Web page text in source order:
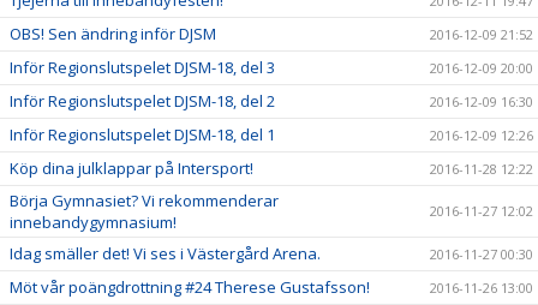
OBS! Sen ändring inför DJSM 2016-12-09 21:52
Inför Regionslutspelet DJSM-18, del 3 2016-12-09 20:00
Inför Regionslutspelet DJSM-18, del 2 2016-12-09 16:30
Inför Regionslutspelet DJSM-18, del 1 2016-12-09 12:26
Köp dina julklappar på Intersport! 2016-11-28 12:22
Börja Gymnasiet? Vi rekommenderar
innebandygymnasium!
2016-11-27 12:02
Idag smäller det! Vi ses i Västergård Arena. 2016-11-27 00:30
Möt vår poängdrottning #24 Therese Gustafsson! 2016-11-26 13:00